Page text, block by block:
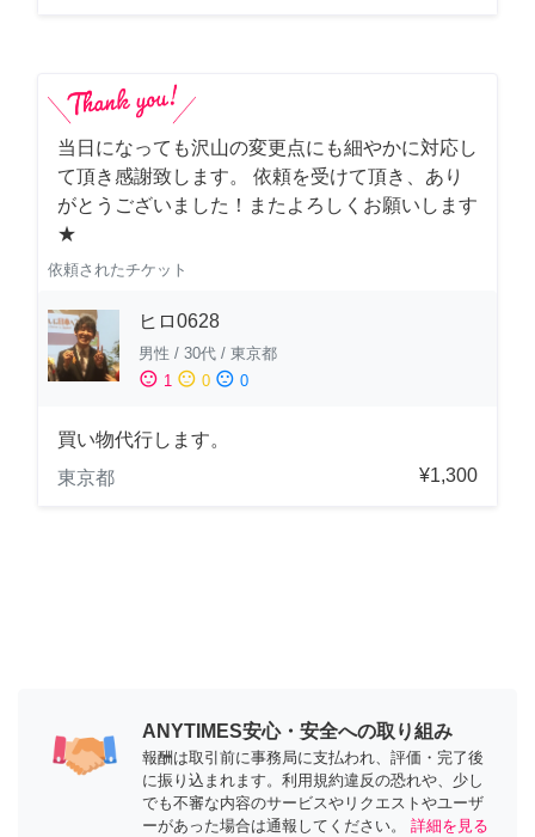
当日になっても沢山の変更点にも細やかに対応し
て頂き感謝致します。 依頼を受けて頂き、あり
がとうございました！またよろしくお願いします
★
依頼されたチケット
ヒロ0628
男性 / 30代 / 東京都
sentiment_satisfied 1 sentiment_neutral 0 sentiment_dissatisfied 0
買い物代行します。
東京都
¥1,300
ANYTIMES安心・安全への取り組み
報酬は取引前に事務局に支払われ、評価・完了後
に振り込まれます。利用規約違反の恐れや、少し
でも不審な内容のサービスやリクエストやユーザ
ーがあった場合は通報してください。
詳細を見る